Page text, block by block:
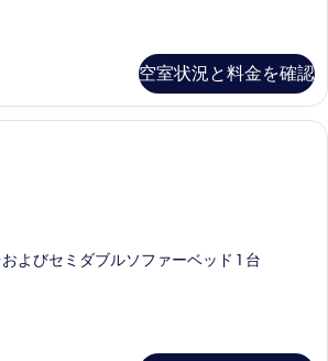
空室状況と料金を確認
トリプルルーム 禁煙 | セーフティボ
よびセミダブルソファーベッド 1 台